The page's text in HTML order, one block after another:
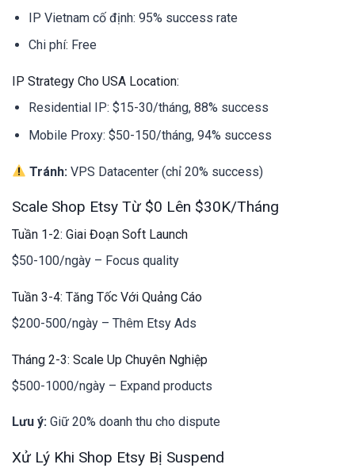
IP Vietnam cố định: 95% success rate
Chi phí: Free
IP Strategy Cho USA Location:
Residential IP: $15-30/tháng, 88% success
Mobile Proxy: $50-150/tháng, 94% success
Tránh: VPS Datacenter (chỉ 20% success)
Scale Shop Etsy Từ $0 Lên $30K/Tháng
Tuần 1-2: Giai Đoạn Soft Launch
$50-100/ngày – Focus quality
Tuần 3-4: Tăng Tốc Với Quảng Cáo
$200-500/ngày – Thêm Etsy Ads
Tháng 2-3: Scale Up Chuyên Nghiệp
$500-1000/ngày – Expand products
Lưu ý: Giữ 20% doanh thu cho dispute
Xử Lý Khi Shop Etsy Bị Suspend